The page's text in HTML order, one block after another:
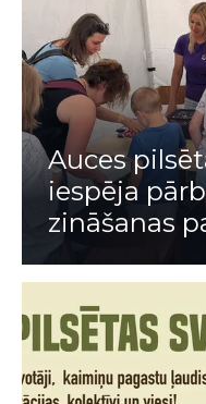
Auces
iespēja
zināšanas